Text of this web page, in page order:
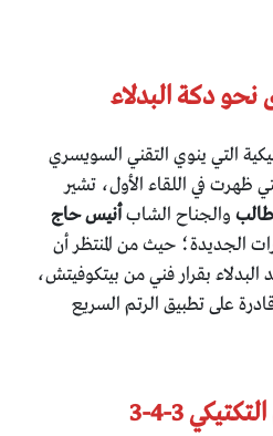
دكة البدلاء
التي ينوي التقني السويسري
ظهرت في اللقاء الأول، تشير
والجناح الشابأنيس حاج
الجديدة؛ حيث من المنتظر أن
بقرار فني من بيتكوفيتش،
على تطبيق الرتم السريع
3-4-3